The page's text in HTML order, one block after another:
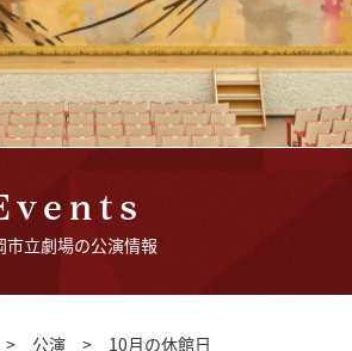
市立劇場の公演情報
> 公演 > 10月の休館日